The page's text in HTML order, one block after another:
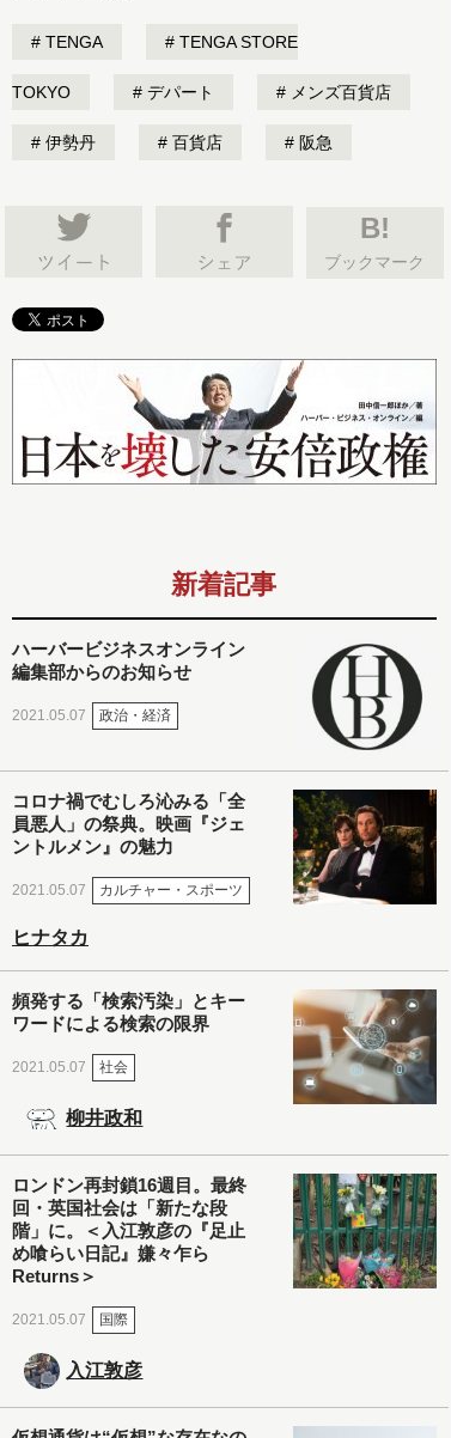
TENGA TENGA STORE
TOKYO デパート メンズ百貨店
伊勢丹 百貨店 阪急
B!
ブックマーク
新着記事
ハーバービジネスオンライン
編集部からのお知らせ
2021.05.07 政治・経済
コロナ禍でむしろ沁みる「全
員悪人」の祭典。映画『ジェ
ントルメン』の魅力
2021.05.07 カルチャー・スポーツ
ヒナタカ
頻発する「検索汚染」とキー
ワードによる検索の限界
2021.05.07 社会
柳井政和
ロンドン再封鎖16週目。最終
回・英国社会は「新たな段
階」に。＜入江敦彦の『足止
め喰らい日記』嫌々乍ら
Returns＞
2021.05.07 国際
入江敦彦